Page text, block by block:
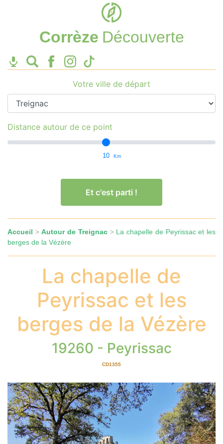
Corrèze Découverte
Votre ville de départ
Distance autour de ce point
10 Km
Et c'est parti !
Accueil >Autour de Treignac> La chapelle de Peyrissac et les
berges de la Vézère
La chapelle de
Peyrissac et les
berges de la Vézère
19260 - Peyrissac
CD1355